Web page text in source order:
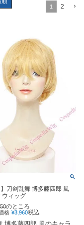
1 2
】刀剣乱舞 博多藤四郎 風
ウィッグ
のところ
格 ¥3,960税込